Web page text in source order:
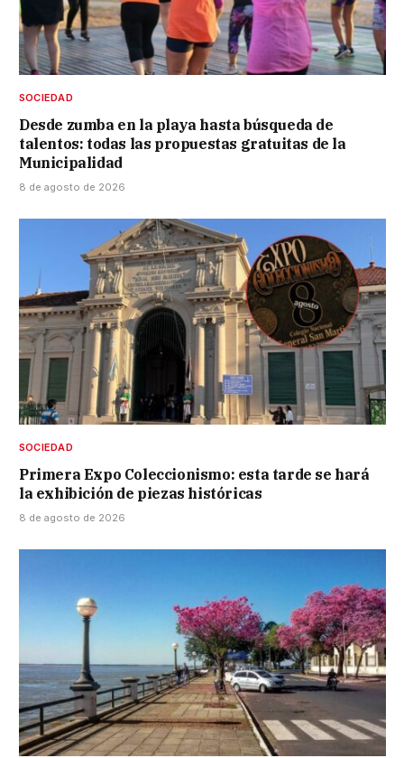
SOCIEDAD
Desde zumba en la playa hasta búsqueda de
talentos: todas las propuestas gratuitas de la
Municipalidad
8 de agosto de 2026
SOCIEDAD
Primera Expo Coleccionismo: esta tarde se hará
la exhibición de piezas históricas
8 de agosto de 2026